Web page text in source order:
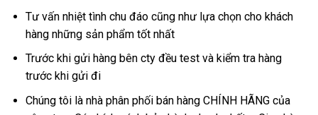
Tư vấn nhiệt tình chu đáo cũng như lựa chọn cho khách
hàng những sản phẩm tốt nhất
Trước khi gửi hàng bên cty đều test và kiểm tra hàng
trước khi gửi đi
Chúng tôi là nhà phân phối bán hàng CHÍNH HÃNG của